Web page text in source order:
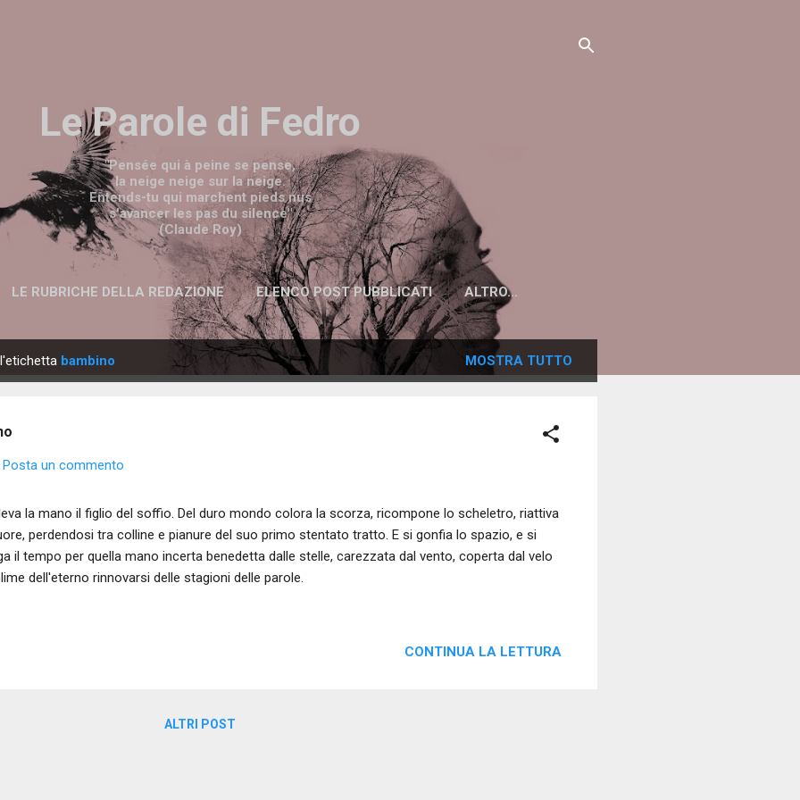
Le Parole di Fedro
"Pensée qui à peine se pense,
la neige neige sur la neige.
Entends-tu qui marchent pieds nus
s'avancer les pas du silence"
(Claude Roy)
LE RUBRICHE DELLA REDAZIONE ELENCO POST PUBBLICATI ALTRO…
bambino MOSTRA TUTTO
Posta un commento
la mano il figlio del soffio. Del duro mondo colora la scorza, ricompone lo scheletro, riattiva
perdendosi tra colline e pianure del suo primo stentato tratto. E si gonfia lo spazio, e si
il tempo per quella mano incerta benedetta dalle stelle, carezzata dal vento, coperta dal velo
dell'eterno rinnovarsi delle stagioni delle parole.
CONTINUA LA LETTURA
ALTRI POST